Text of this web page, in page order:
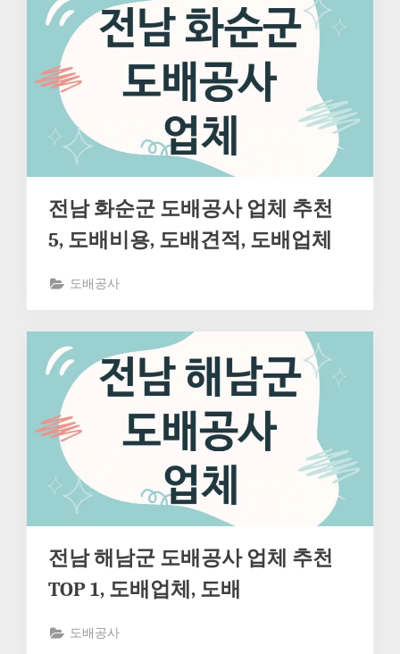
전남 화순군 도배공사 업체 추천
5, 도배비용, 도배견적, 도배업체
도배공사
전남 해남군 도배공사 업체 추천
TOP 1, 도배업체, 도배
도배공사